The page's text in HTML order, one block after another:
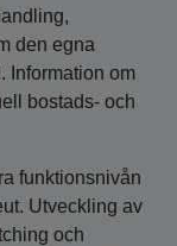
den egna
Information om
bostads- och
funktionsnivån
Utveckling av
och